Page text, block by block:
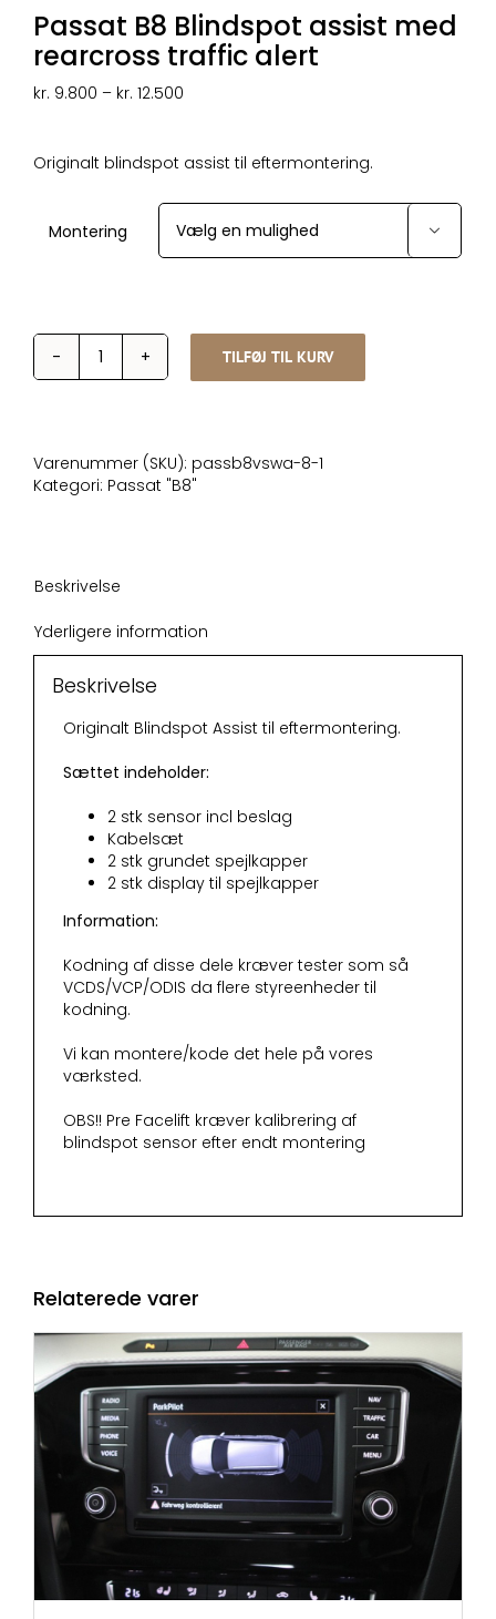
Passat B8 Blindspot assist med
rearcross traffic alert
kr. 9.800 – kr. 12.500
kr. 12.500
Originalt blindspot assist til eftermontering.
Montering 
Passat
med
rearcross
TILFØJ TIL KURV
Varenummer (SKU): passb8vswa-8-1
Kategori: Passat "B8"
Beskrivelse
Yderligere information
Beskrivelse
Originalt Blindspot Assist til eftermontering.
Sættet indeholder:
2 stk sensor incl beslag
Kabelsæt
2 stk grundet spejlkapper
2 stk display til spejlkapper
Information:
Kodning af disse dele kræver tester som så
VCDS/VCP/ODIS da flere styreenheder til
kodning.
Vi kan montere/kode det hele på vores
værksted.
OBS!! Pre Facelift kræver kalibrering af
blindspot sensor efter endt montering
Relaterede varer